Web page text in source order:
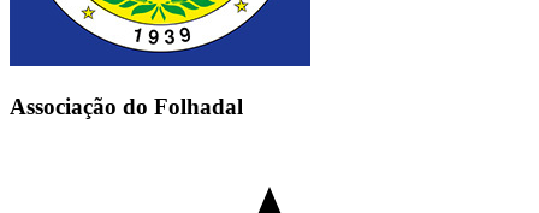
Associação do Folhadal